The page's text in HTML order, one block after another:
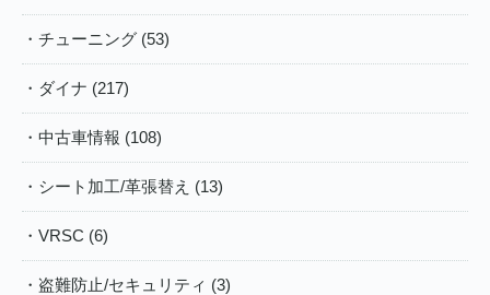
・チューニング (53)
・ダイナ (217)
・中古車情報 (108)
・シート加工/革張替え (13)
・VRSC (6)
・盗難防止/セキュリティ (3)